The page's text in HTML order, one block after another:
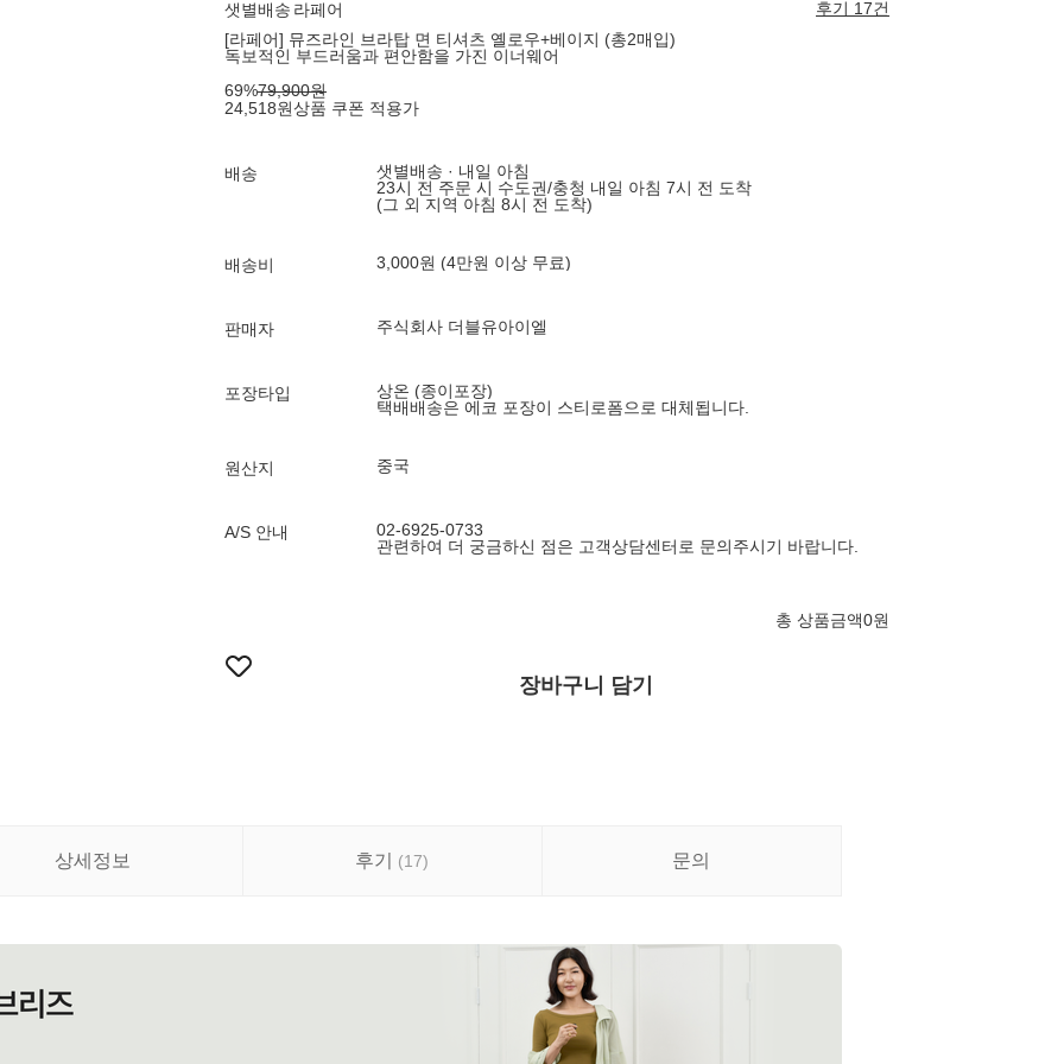
샛별배송 라페어
후기 17건
[라페어] 뮤즈라인 브라탑 면 티셔츠 옐로우+베이지 (총2매입)
독보적인 부드러움과 편안함을 가진 이너웨어
69%79,900원
24,518원상품 쿠폰 적용가
배송
샛별배송 · 내일 아침
23시 전 주문 시 수도권/충청 내일 아침 7시 전 도착
(그 외 지역 아침 8시 전 도착)
배송비 3,000원 (4만원 이상 무료)
판매자 주식회사 더블유아이엘
포장타입
상온 (종이포장)
택배배송은 에코 포장이 스티로폼으로 대체됩니다.
원산지 중국
A/S 안내
02-6925-0733
관련하여 더 궁금하신 점은 고객상담센터로 문의주시기 바랍니다.
총 상품금액0원
장바구니 담기
상세정보 후기 (17) 문의